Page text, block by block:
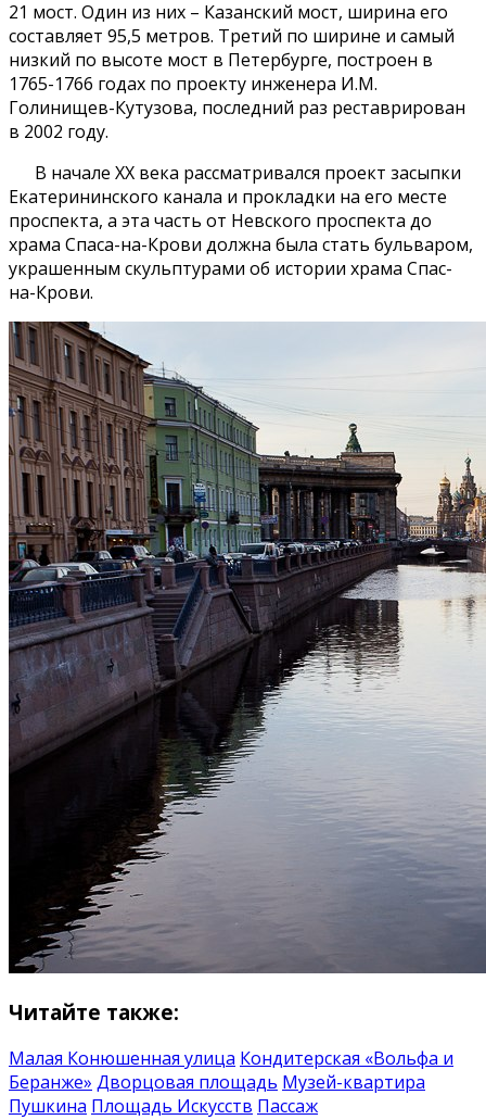
21 мост. Один из них – Казанский мост, ширина его
составляет 95,5 метров. Третий по ширине и самый
низкий по высоте мост в Петербурге, построен в
1765-1766 годах по проекту инженера И.М.
Голинищев-Кутузова, последний раз реставрирован
в 2002 году.
В начале ХХ века рассматривался проект засыпки
Екатерининского канала и прокладки на его месте
проспекта, а эта часть от Невского проспекта до
храма Спаса-на-Крови должна была стать бульваром,
украшенным скульптурами об истории храма Спас-
на-Крови.
Читайте также:
Малая Конюшенная улица Кондитерская «Вольфа и
Беранже» Дворцовая площадь Музей-квартира
Пушкина Площадь Искусств Пассаж